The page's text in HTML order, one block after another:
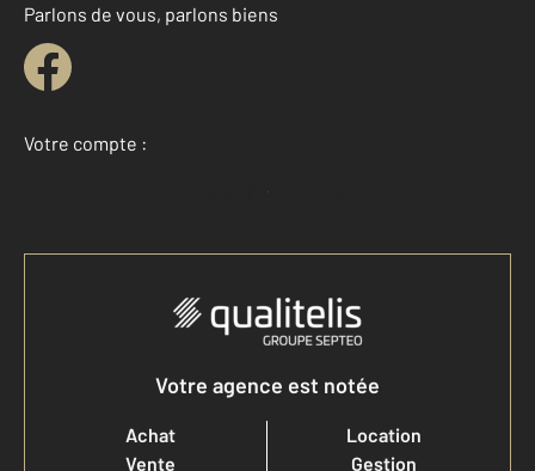
Parlons de vous, parlons biens
Votre compte :
Accéder à mon compte
Votre agence est notée
Achat
Vente
Location
Gestion